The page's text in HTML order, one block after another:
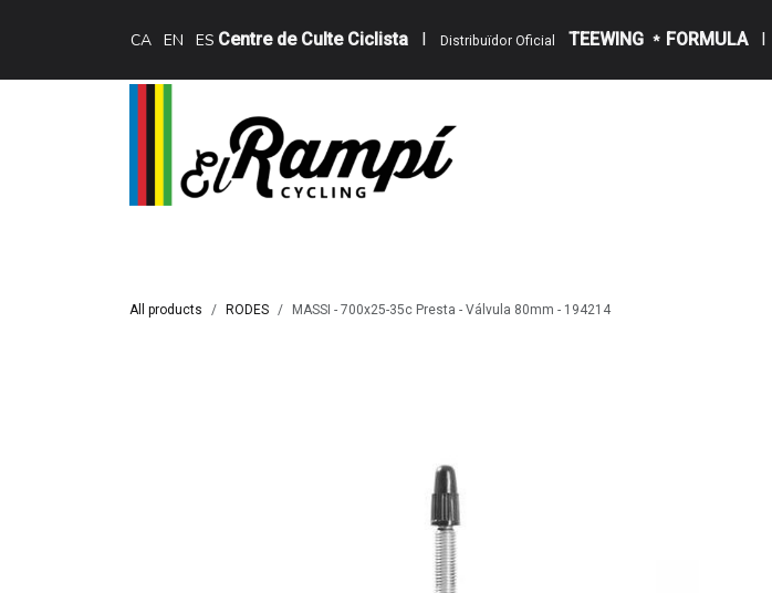
CA EN ES Centre de Culte Ciclista I Distribuïdor Oficial TEEWING * FORMULA I
All products RODES MASSI - 700x25-35c Presta - Válvula 80mm - 194214